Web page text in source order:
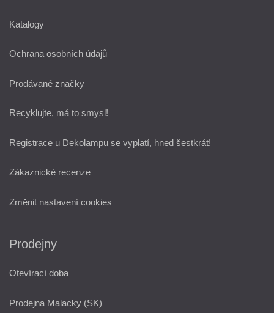
Katalogy
Ochrana osobních údajů
Prodávané značky
Recyklujte, má to smysl!
Registrace u Dekolampu se vyplatí, hned šestkrát!
Zákaznické recenze
Změnit nastavení cookies
Prodejny
Otevírací doba
Prodejna Malacky (SK)